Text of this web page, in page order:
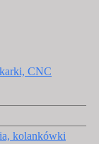
CNC
kolankówki